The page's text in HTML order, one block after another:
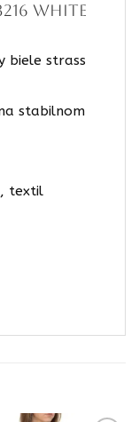
white
biele strass
stabilnom
textil